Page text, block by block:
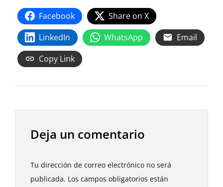
Facebook
Share on X
LinkedIn
WhatsApp
Email
Copy Link
Deja un comentario
Tu dirección de correo electrónico no será
publicada. Los campos obligatorios están